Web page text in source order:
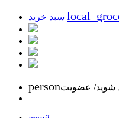
personشوید/ عضویت